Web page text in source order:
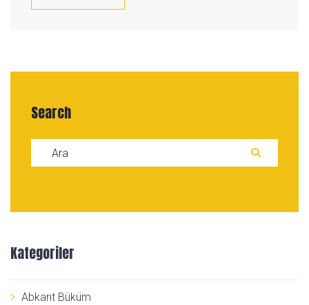
Search
Search for:
Kategoriler
Abkant Büküm